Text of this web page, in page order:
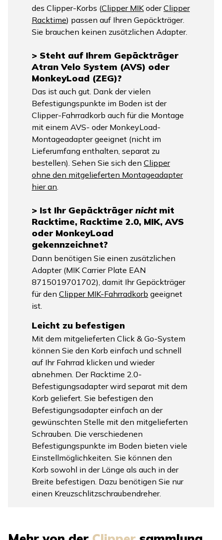
des Clipper-Korbs (Clipper MIKoderClipper
Racktime) passen auf Ihren Gepäckträger.
Sie brauchen keinen zusätzlichen Adapter.
> Steht auf Ihrem Gepäckträger
Atran Velo System (AVS) oder
MonkeyLoad (ZEG)?
Das ist auch gut. Dank der vielen
Befestigungspunkte im Boden ist der
Clipper-Fahrradkorb auch für die Montage
mit einem AVS- oder MonkeyLoad-
Montageadapter geeignet (nicht im
Lieferumfang enthalten, separat zu
bestellen). Sehen Sie sich den Clipper
ohne den mitgelieferten Montageadapter
hier an.
> Ist Ihr Gepäckträger nicht mit
Racktime, Racktime 2.0, MIK, AVS
oder MonkeyLoad
gekennzeichnet?
Dann benötigen Sie einen zusätzlichen
Adapter (MIK Carrier Plate EAN
8715019701702), damit Ihr Gepäckträger
für den Clipper MIK-Fahrradkorb geeignet
ist.
Leicht zu befestigen
Mit dem mitgelieferten Click & Go-System
können Sie den Korb einfach und schnell
auf Ihr Fahrrad klicken und wieder
abnehmen. Der Racktime 2.0-
Befestigungsadapter wird separat mit dem
Korb geliefert. Sie befestigen den
Befestigungsadapter einfach an der
gewünschten Stelle mit den mitgelieferten
Schrauben. Die verschiedenen
Befestigungspunkte im Boden bieten viele
Einstellmöglichkeiten. Sie können den
Korb sowohl in der Länge als auch in der
Breite befestigen. Dazu benötigen Sie nur
einen Kreuzschlitzschraubendreher.